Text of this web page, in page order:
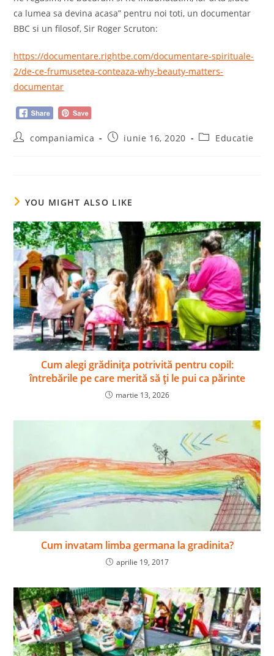
ca lumea sa devina acasa” pentru noi toti, un documentar
BBC si un filosof, Sir Roger Scruton:
https://documentare.rightbe.com/documentare-spirituale-
2/de-ce-frumusetea-conteaza-why-beauty-matters-
documentar
Postcompaniamica
Postiunie 16, 2020
PostEducatie
YOU MIGHT ALSO LIKE
Cum alegi grădinița potrivită pentru copil:
întrebările pe care merită să ți le pui ca părinte
martie 13, 2026
Cum invatam limba germana la gradinita?
aprilie 19, 2017